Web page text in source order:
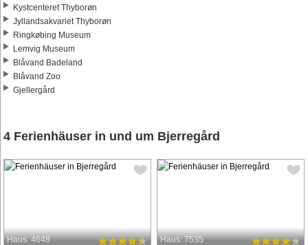
Kystcenteret Thyborøn
Jyllandsakvariet Thyborøn
Ringkøbing Museum
Lemvig Museum
Blåvand Badeland
Blåvand Zoo
Gjellergård
4 Ferienhäuser in und um Bjerregård
Haus: 4648 Haus: 7535